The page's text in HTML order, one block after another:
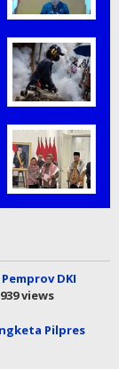
DKI
views
Pilpres